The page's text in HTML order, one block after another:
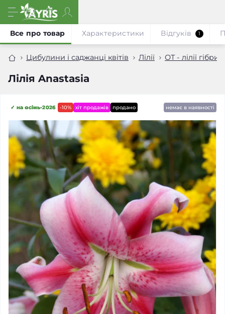
Цибулини і саджанці квітів Лілії ОТ - лілії
Лілія Anastasia
Все про товар Характеристики Відгуків 1
-10%
✓ на осінь-2026 хіт продажів продано немає в наявності